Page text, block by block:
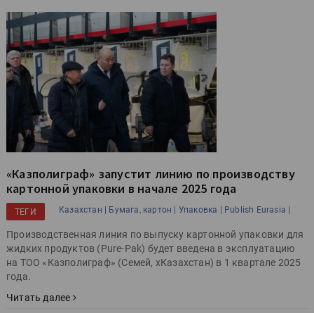
«Казполиграф» запустит линию по производству
картонной упаковки в начале 2025 года
ТЕГИ Казахстан | Бумага, картон | Упаковка | Publish Eurasia |
Производственная линия по выпуску картонной упаковки для
жидких продуктов (Pure-Pak) будет введена в эксплуатацию
на ТОО «Казполиграф» (Семей, хКазахстан) в 1 квартале 2025
года.
Читать далее